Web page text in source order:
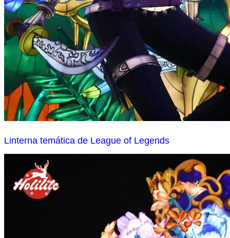
Linterna temática de League of Legends